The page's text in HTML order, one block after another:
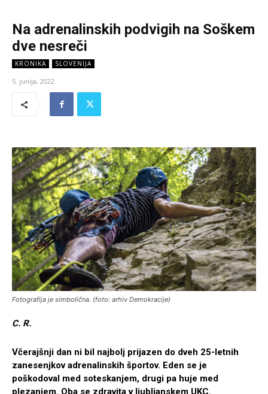
Na adrenalinskih podvigih na Soškem
dve nesreči
KRONIKA SLOVENIJA
5. junija, 2022
Fotografija je simbolična. (foto: arhiv Demokracije)
C. R.
Včerajšnji dan ni bil najbolj prijazen do dveh 25-letnih
zanesenjkov adrenalinskih športov. Eden se je
poškodoval med soteskanjem, drugi pa huje med
plezanjem. Oba se zdravita v ljubljanskem UKC.